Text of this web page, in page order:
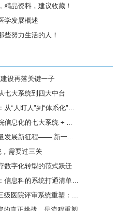
精品资料，建议收藏！
学发展概述
些努力生活的人！
建设再落关键一子
七大系统到四大中台
人”到“体系化”的破局之道
+ 四大数据中心 + 四大中台+四大数据概念
+ AI + 大数据，如何成为公立医院的新引擎？
需要过三关
数字化转型的范式跃迁
息科的系统打通清单来了
统重塑：从突击迎检到长效提质
的真正挑战，是流程重塑